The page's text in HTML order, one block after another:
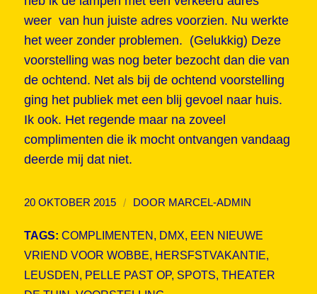
weer van hun juiste adres voorzien. Nu werkte
het weer zonder problemen. (Gelukkig) Deze
voorstelling was nog beter bezocht dan die van
de ochtend. Net als bij de ochtend voorstelling
ging het publiek met een blij gevoel naar huis.
Ik ook. Het regende maar na zoveel
complimenten die ik mocht ontvangen vandaag
deerde mij dat niet.
20 OKTOBER 2015 / DOOR MARCEL-ADMIN
TAGS: COMPLIMENTEN, DMX, EEN NIEUWE
VRIEND VOOR WOBBE, HERSFSTVAKANTIE,
LEUSDEN, PELLE PAST OP, SPOTS, THEATER